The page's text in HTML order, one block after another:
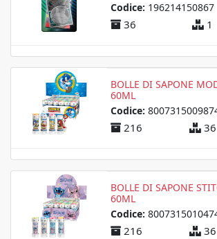
Codice: 196214150867
36 1
BOLLE DI SAPONE
60ML
Codice:
216 36
BOLLE DI SAPONE
60ML
Codice:
216 36